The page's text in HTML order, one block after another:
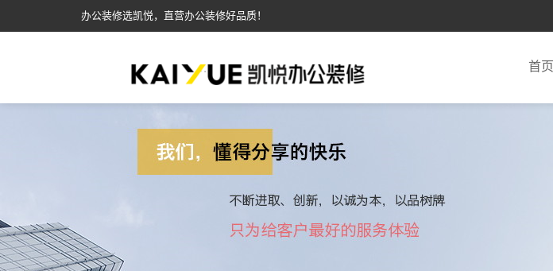
办公装修选凯悦，直营办公装修好品质！
首页